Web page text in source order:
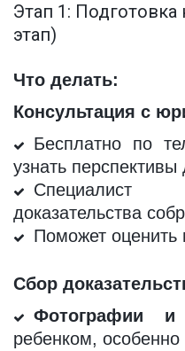
Этап 1:
этап)
Что делать:
Консультация с
Бесплатно по
узнать перспективы
Специалист
доказательства
Поможет
Сбор
Фотографии и
ребенком,